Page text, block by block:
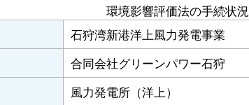
環境影響評価法の手続状況
石狩湾新港洋上風力発電事業
合同会社グリーンパワー石狩
風力発電所（洋上）